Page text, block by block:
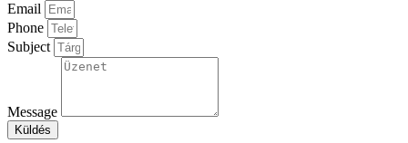
Email
Phone
Subject
Message
Küldés